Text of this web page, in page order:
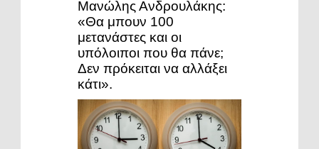
Μανώλης Ανδρουλάκης:
«Θα μπουν 100
μετανάστες και οι
υπόλοιποι που θα πάνε;
Δεν πρόκειται να αλλάξει
κάτι».